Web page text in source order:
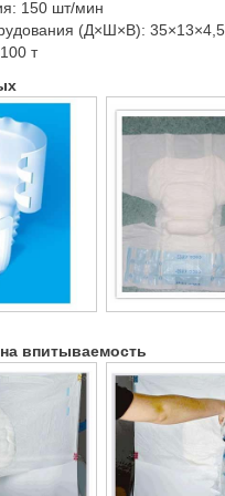
150 шт/мин
(Д×Ш×В):
т
впитываемость